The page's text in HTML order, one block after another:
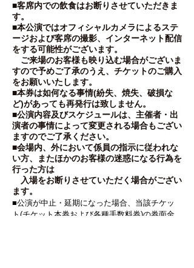
■客席内での飲食はお断りさせていただきま
す。
■本公演ではオフィシャルカメラによるステ
ージおよび客席の撮影、インターネット配信
をする可能性がございます。
ご来場のお客様も映り込む場合がございま
すので予めご了承のうえ、チケットのご購入
をお願いいたします。
■本券は如何なる事情(紛失、焼失、破損な
ど)があっても再発行は致しません。
■公演内容及びスケジュールは、主催者・出
演者の事情によって変更される場合もござい
ますのでご了承ください。
■会場内、外において係員の指示に従われな
い方、またほかのお客様の迷惑になる行為を
行った方は
入場をお断りさせていただく場合がござい
ます。
■公演が中止・延期になった場合、当該チケッ
ト(チケット本券および各種手数料券)の券面金